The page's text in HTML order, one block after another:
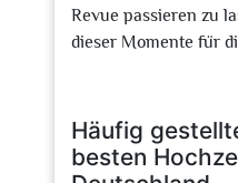
Revue passieren zu
dieser Momente für
Häufig
besten